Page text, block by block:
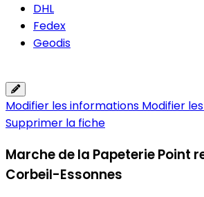
DHL
Fedex
Geodis
Modifier les informations Modifier
Supprimer la fiche
Marche de la PapeteriePoint
Corbeil-Essonnes